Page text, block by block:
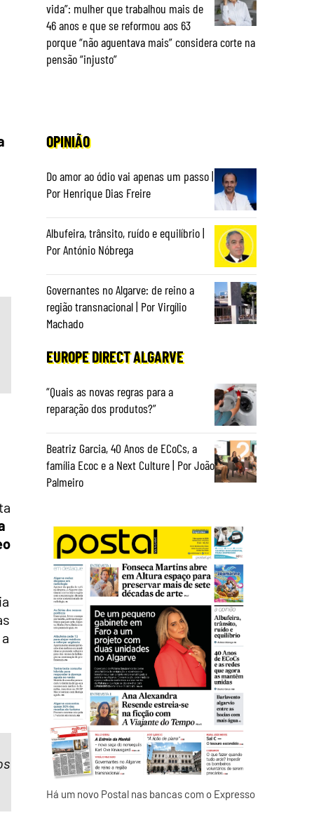
vida”: mulher que trabalhou mais de
46 anos e que se reformou aos 63
porque “não aguentava mais” considera corte na
pensão “injusto”
OPINIÃO
Do amor ao ódio vai apenas um passo |
Por Henrique Dias Freire
Albufeira, trânsito, ruído e equilíbrio |
Por António Nóbrega
Governantes no Algarve: de reino a
região transnacional | Por Virgílio
Machado
EUROPE DIRECT ALGARVE
“Quais as novas regras para a
reparação dos produtos?”
Beatriz Garcia, 40 Anos de ECoCs, a
família Ecoc e a Next Culture | Por João
Palmeiro
Há um novo Postal nas bancas com o Expresso